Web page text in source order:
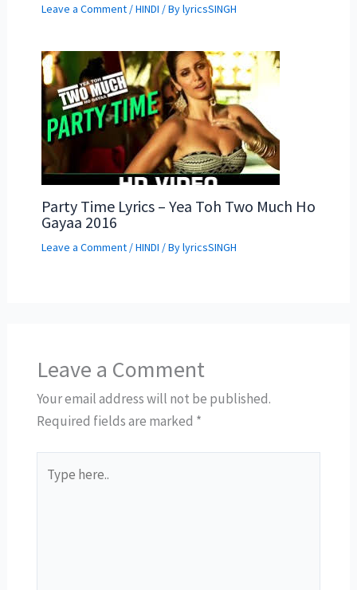
Leave a Comment /HINDI / BylyricsSINGH
Party Time Lyrics – Yea Toh Two Much Ho
Gayaa 2016
Leave a Comment /HINDI / BylyricsSINGH
Leave a Comment
Your email address will not be published.
Required fields are marked *
here..